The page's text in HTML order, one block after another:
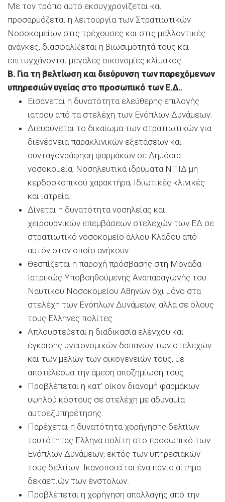
Με τον τρόπο αυτό εκσυγχρονίζεται και
προσαρμόζεται η λειτουργία των Στρατιωτικών
Νοσοκομείων στις τρέχουσες και στις μελλοντικές
ανάγκες, διασφαλίζεται η βιωσιμότητά τους και
επιτυγχάνονται μεγάλες οικονομίες κλίμακος.
Β. Για τη βελτίωση και διεύρυνση των παρεχόμενων
υπηρεσιών υγείας στο προσωπικό των Ε.Δ..
Εισάγεται η δυνατότητα ελεύθερης επιλογής
ιατρού από τα στελέχη των Ενόπλων Δυνάμεων.
Διευρύνεται το δικαίωμα των στρατιωτικών για
διενέργεια παρακλινικών εξετάσεων και
συνταγογράφηση φαρμάκων σε Δημόσια
νοσοκομεία, Νοσηλευτικά ιδρύματα ΝΠΙΔ μη
κερδοσκοπικού χαρακτήρα, Ιδιωτικές κλινικές
και ιατρεία.
Δίνεται η δυνατότητα νοσηλείας και
χειρουργικών επεμβάσεων στελεχών των ΕΔ σε
στρατιωτικό νοσοκομείο άλλου Κλάδου από
αυτόν στον οποίο ανήκουν.
Θεσπίζεται η παροχή πρόσβασης στη Μονάδα
Ιατρικώς Υποβοηθούμενης Αναπαραγωγής του
Ναυτικού Νοσοκομείου Αθηνών όχι μόνο στα
στελέχη των Ενόπλων Δυνάμεων, αλλά σε όλους
τους Έλληνες πολίτες.
Απλουστεύεται η διαδικασία ελέγχου και
έγκρισης υγειονομικών δαπανών των στελεχών
και των μελών των οικογενειών τους, με
αποτέλεσμα την άμεση αποζημίωσή τους.
Προβλέπεται η κατ’ οίκον διανομή φαρμάκων
υψηλού κόστους σε στελέχη με αδυναμία
αυτοεξυπηρέτησης.
Παρέχεται η δυνατότητα χορήγησης δελτίων
ταυτότητας Έλληνα πολίτη στο προσωπικό των
Ενόπλων Δυνάμεων, εκτός των υπηρεσιακών
τους δελτίων. Ικανοποιείται ένα πάγιο αίτημα
δεκαετιών των ένστολων.
Προβλέπεται η χορήγηση απαλλαγής από την